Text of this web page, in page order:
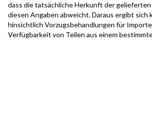
dass die tatsächliche Herkunft der
diesen Angaben abweicht. Daraus ergibt sich
hinsichtlich Vorzugsbehandlungen für
Verfügbarkeit von Teilen aus einem